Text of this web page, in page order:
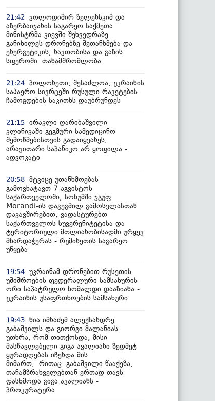
21:42
ვოლოდიმირ ზელენსკიმ და
აზერბაიჯანის საგარეო საქმეთა
მინისტრმა კიევში შეხვედრაზე
განიხილეს დრონებზე შეთანხმება და
ენერგეტიკის, ნავთობისა და გაზის
სფეროში თანამშრომლობა
21:24 პოლონეთი, შესაძლოა, უკრაინის
საჰაერო სივრცეში რუსული რაკეტების
ჩამოგდების საკითხს დაუბრუნდეს
21:15 ირაკლი ღარიბაშვილი
კლინიკაში გეგმური სამედიცინო
შემოწმებისთვის გადაიყვანეს,
არავითარი საპანიკო არ ყოფილა -
ადვოკატი
20:58 მტკიცე უთანხმოებას
გამოვხატავთ 7 აგვისტოს
საქართველოში, სოხუმში ჯგუფ
Morandi-ის დაგეგმილ გამოსვლასთან
დაკავშირებით, ვადასტურებთ
საქართველოს სუვერენიტეტისა და
ტერიტორიული მთლიანობისადმი ურყევ
მხარდაჭერას - რუმინეთის საგარეო
უწყება
19:54 უკრაინამ დრონებით რუსეთის
უშიშროების ფედერალური სამსახურის
ორი საპატრულო ხომალდი დააზიანა -
უკრაინის უსაფრთხოების სამსახური
19:43 ნია იმნაძემ ალექსანდრე
გაბაშვილს და გიორგი მალანიას
უთხრა, რომ თითქოსდა, მისი
მასწავლებელი გიგა ავალიანი ზედმეტ
ყურადღებას იჩენდა მის
მიმართ, რითაც გაბაშვილი წააქეზა,
თანამზრახველებთან ერთად თავს
დასხმოდა გიგა ავალიანს -
პროკურატურა